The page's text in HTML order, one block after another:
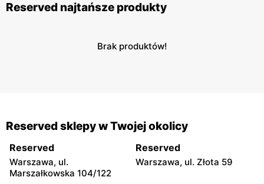
Reserved najtańsze produkty
Brak produktów!
Reserved sklepy w Twojej okolicy
Reserved
Warszawa, ul.
Marszałkowska 104/122
Reserved
Warszawa, ul. Złota 59